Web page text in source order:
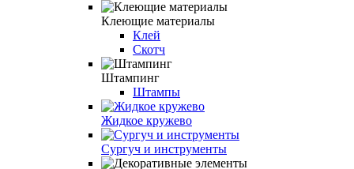
Клеющие материалы
Клей
Скотч
Штампинг
Штампы
Жидкое кружево
Сургуч и инструменты